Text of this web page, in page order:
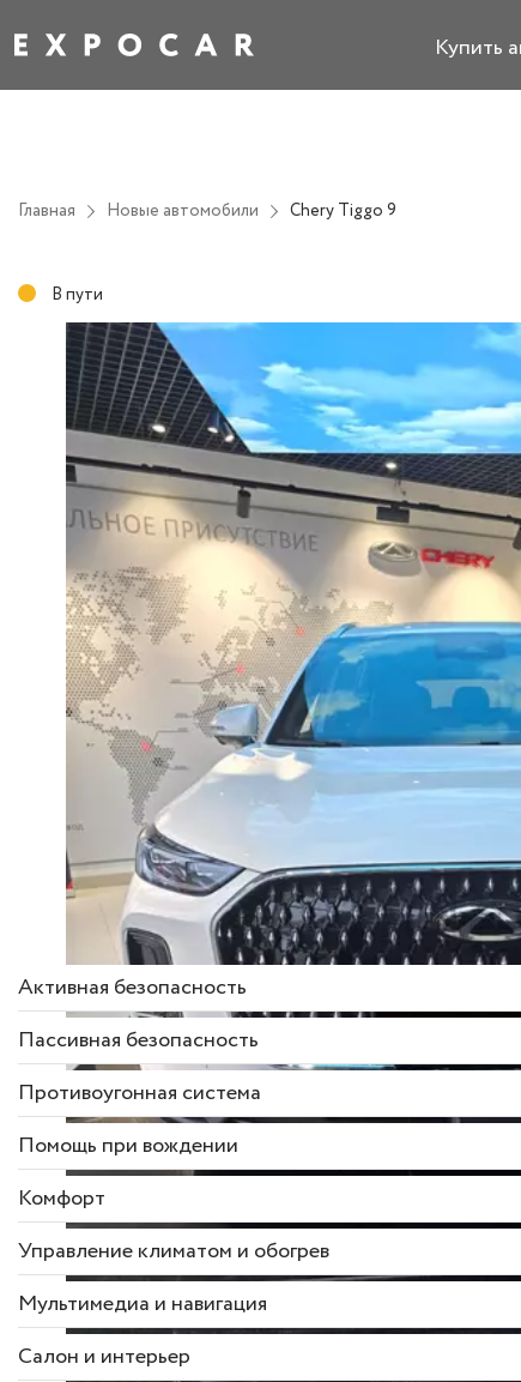
Купить
Главная Новые автомобили Chery Tiggo 9
В пути
Описание
Активная безопасность
Пассивная безопасность
Противоугонная система
Помощь при вождении
Комфорт
Управление климатом и обогрев
Мультимедиа и навигация
Салон и интерьер